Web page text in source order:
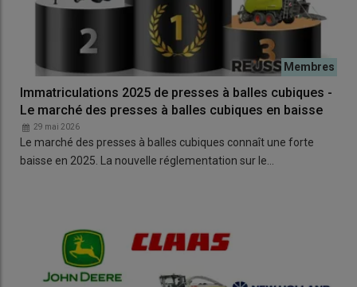
Immatriculations 2025 de presses à balles cubiques -
Le marché des presses à balles cubiques en baisse
29 mai 2026
Le marché des presses à balles cubiques connaît une forte
baisse en 2025. La nouvelle réglementation sur le…